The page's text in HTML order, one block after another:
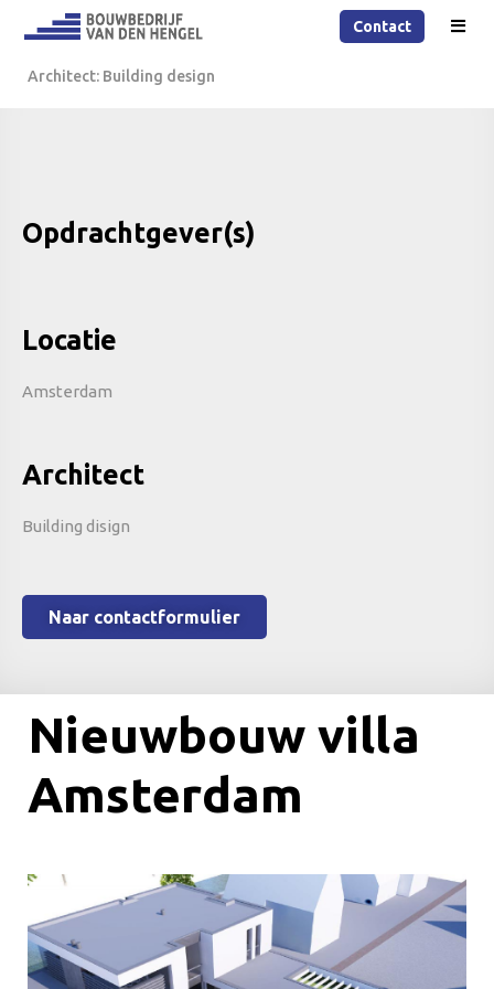
Contact
Architect: Building design
Opdrachtgever(s)
Locatie
Amsterdam
Architect
Building disign
Naar contactformulier
Nieuwbouw villa
Amsterdam